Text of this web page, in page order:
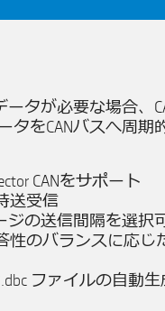
ータが必要な場合、
タをCANバスへ周期
CANをサポート
送受信
ジの送信間隔を選択
性のバランスに応じ
ファイルの自動生